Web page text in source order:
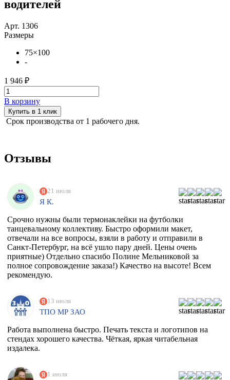
водителей
Арт. 1306
Размеры
75×100
-
1 946 ₽
В корзину
Купить в 1 клик
Срок производства от 1 рабочего дня.
Отзывы
21 июля
Я К.
Срочно нужны были термонаклейки на футболки
танцевальному коллективу. Быстро оформили макет,
отвечали на все вопросы, взяли в работу и отправили в
Санкт-Петербург, на всё ушло пару дней. Цены очень
приятные) Отдельно спасибо Полине Мельниковой за
полное сопровождение заказа!) Качество на высоте! Всем
рекомендую.
13 июля
ТПО МР ЗАО
Работа выполнена быстро. Печать текста и логотипов на
стендах хорошего качества. Чёткая, яркая читабельная
издалека.
1 июля